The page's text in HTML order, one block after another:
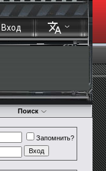
Вход
Поиск
Запомнить?